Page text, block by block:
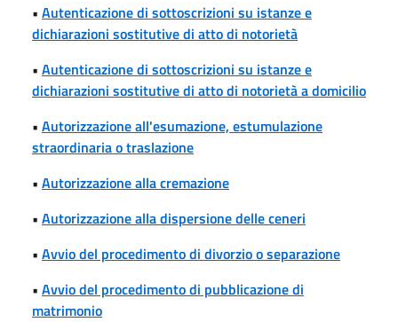
• Autenticazione di sottoscrizioni su istanze e
dichiarazioni sostitutive di atto di notorietà
• Autenticazione di sottoscrizioni su istanze e
dichiarazioni sostitutive di atto di notorietà a domicilio
• Autorizzazione all'esumazione, estumulazione
straordinaria o traslazione
• Autorizzazione alla cremazione
• Autorizzazione alla dispersione delle ceneri
• Avvio del procedimento di divorzio o separazione
• Avvio del procedimento di pubblicazione di
matrimonio